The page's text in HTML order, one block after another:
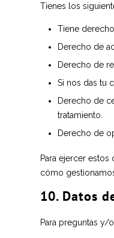
Tienes los
Tiene
Derecho de
Derecho de
Si nos das tu
Derecho de
tratamiento.
Derecho de
Para ejercer
cómo
10. Datos
Para preguntas y/